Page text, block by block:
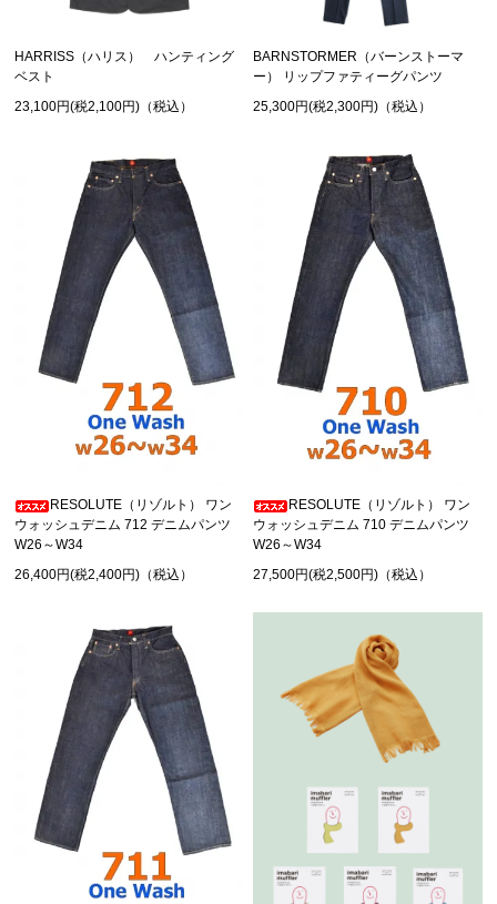
HARRISS（ハリス） ハンティング
ベスト
23,100円(税2,100円)（税込）
BARNSTORMER（バーンストーマ
ー） リップファティーグパンツ
25,300円(税2,300円)（税込）
RESOLUTE（リゾルト） ワン
ウォッシュデニム 712 デニムパンツ
W26～W34
26,400円(税2,400円)（税込）
RESOLUTE（リゾルト） ワン
ウォッシュデニム 710 デニムパンツ
W26～W34
27,500円(税2,500円)（税込）